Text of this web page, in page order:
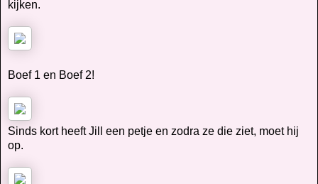
kijken.
Boef 1 en Boef 2!
Sinds kort heeft Jill een petje en zodra ze die ziet, moet hij
op.